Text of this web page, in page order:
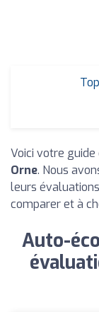
Voici votre guide
Orne. Nous
leurs
comparer et à
Auto-